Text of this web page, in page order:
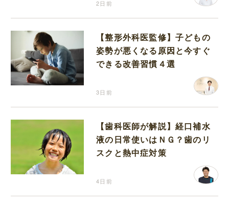
2日前
【整形外科医監修】子どもの
姿勢が悪くなる原因と今すぐ
できる改善習慣４選
3日前
【歯科医師が解説】経口補水
液の日常使いはＮＧ？歯のリ
スクと熱中症対策
4日前